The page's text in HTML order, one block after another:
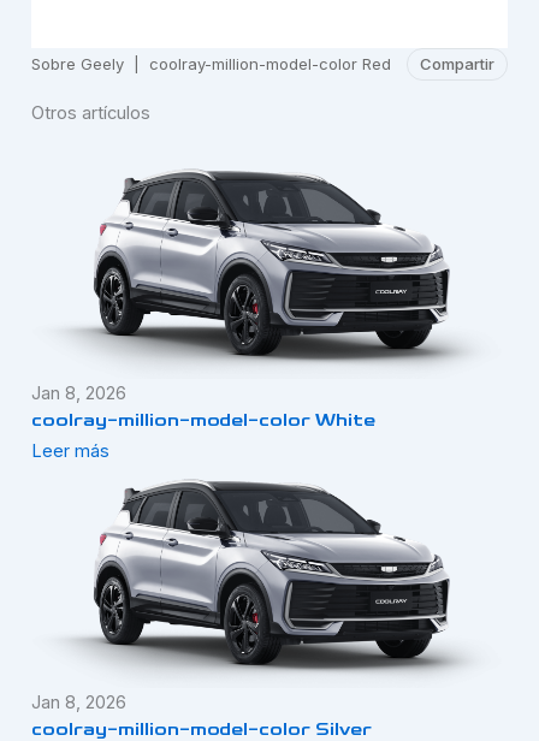
Sobre Geely| coolray-million-model-color Red Compartir
Otros artículos
Jan 8, 2026
coolray-million-model-color White
Leer más
Jan 8, 2026
coolray-million-model-color Silver